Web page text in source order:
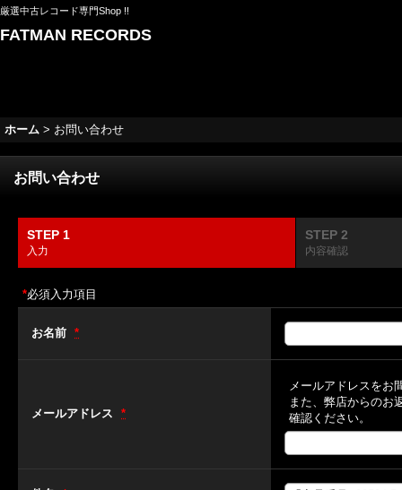
厳選中古レコード専門Shop !!
FATMAN RECORDS
ホーム > お問い合わせ
お問い合わせ
STEP 1
入力
STEP 2
内容確認
*必須入力項目
お名前 *
メールアドレス *
メールアドレスをお
また、弊店からのお
確認ください。